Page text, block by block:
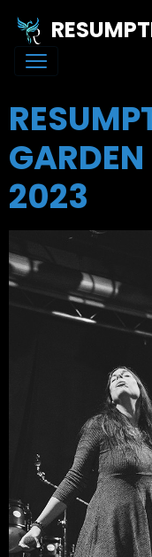
2023